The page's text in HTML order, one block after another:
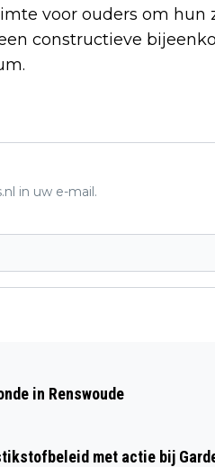
voor ouders om hun
constructieve
in uw e-mail.
EDESE
in Renswoude
met actie bij